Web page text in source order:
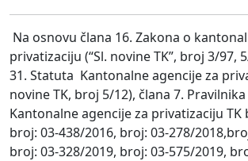
Na osnovu člana 16. Zakona o
privatizaciju (“Sl. novine TK”, broj 3/97,
31. Statuta Kantonalne agencije za
novine TK, broj 5/12), člana 7.
Kantonalne agencije za privatizaciju TK
broj: 03-438/2016, broj: 03-278/
broj: 03-328/2019, broj: 03-575/2019,